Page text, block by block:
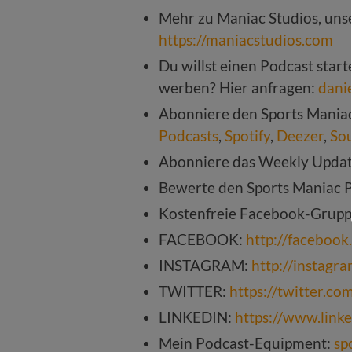
Mehr zu Maniac Studios,
https://maniacstudios.com
Du willst einen Podcast
werben? Hier anfragen:
Abonniere den Sports
Podcasts, Spotify, Deezer,
Abonniere das Weekly
Bewerte den Sports Maniac
Kostenfreie Facebook-
FACEBOOK: http://
INSTAGRAM: http://
TWITTER: https://
LINKEDIN: https://
Mein Podcast-Equipment: